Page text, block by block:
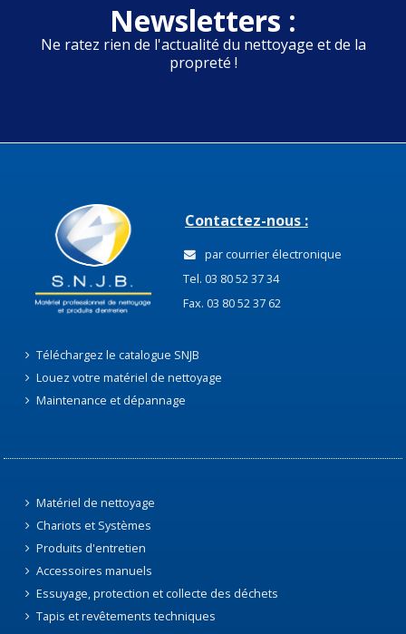
Newsletters :
Ne ratez rien de l'actualité du nettoyage et de la
propreté !
Contactez-nous :
par courrier électronique
Tel. 03 80 52 37 34
Fax. 03 80 52 37 62
Téléchargez le catalogue SNJB
Louez votre matériel de nettoyage
Maintenance et dépannage
Matériel de nettoyage
Chariots et Systèmes
Produits d'entretien
Accessoires manuels
Essuyage, protection et collecte des déchets
Tapis et revêtements techniques